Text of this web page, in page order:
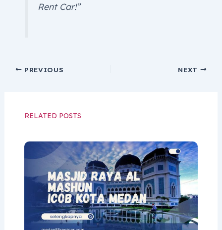
Rent Car!”
PREVIOUS NEXT
RELATED POSTS